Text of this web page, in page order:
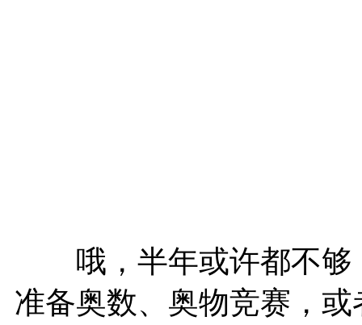
哦，半年或许都不够
准备奥数、奥物竞赛，